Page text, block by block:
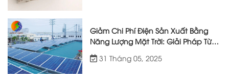
Giảm Chi Phí Điện Sản Xuất Bằng
Năng Lượng Mặt Trời: Giải Pháp Từ
31 Tháng 05, 2025